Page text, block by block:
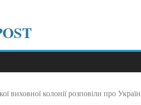
виховної колонії розповіли про